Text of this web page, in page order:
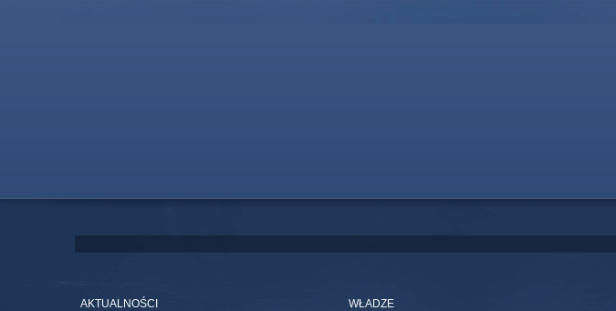
AKTUALNOŚCI WŁADZE